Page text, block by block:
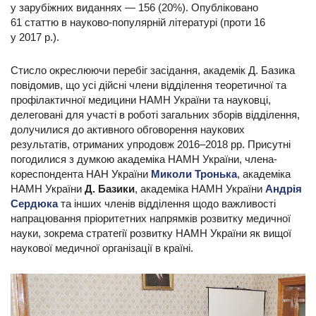
у зарубіжних виданнях — 156 (20%). Опубліковано
61 статтю в науково-популярній літературі (проти 16
у 2017 р.).
Стисло окреслюючи перебіг засідання, академік Д. Базика
повідомив, що усі дійсні члени відділення теоретичної та
профілактичної медицини НАМН України та науковці,
делеговані для участі в роботі загальних зборів відділення,
долучилися до активного обговорення наукових
результатів, отриманих упродовж 2016–2018 рр. Присутні
погодилися з думкою академіка НАМН України, члена-
кореспондента НАН України Миколи Тронька, академіка
НАМН України Д. Базики, академіка НАМН України Андрія
Сердюката інших членів відділення щодо важливості
напрацювання пріоритетних напрямків розвитку медичної
науки, зокрема стратегії розвитку НАМН України як вищої
наукової медичної організації в країні.